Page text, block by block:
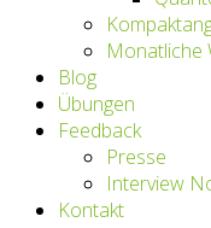
Monatliche
Blog
Übungen
Feedback
Presse
Interview
Kontakt